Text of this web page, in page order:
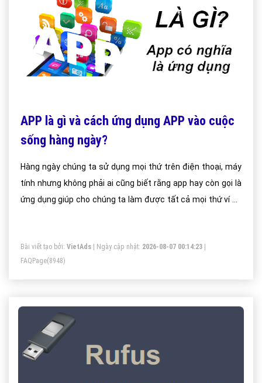
APP là gì và cách ứng dụng APP vào cuộc
sống hàng ngày?
Hàng ngày chúng ta sử dụng mọi thứ trên điện thoại, máy
tính nhưng không phải ai cũng biết rằng app hay còn gọi là
ứng dụng giúp cho chúng ta làm được tất cả mọi thứ ví dụ
máy tính và trên website.
Bài viết tạo bởi: VietAds | Ngày cập nhật: 2026-08-07 00:14:23
FAQPage(8948)